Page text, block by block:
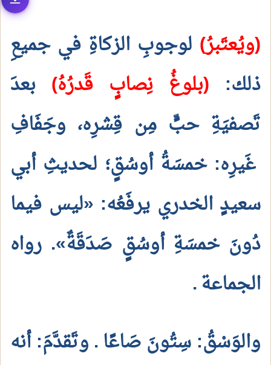
(ويُعتَبرُ) لوجوبِ الزكاةِ في جميعِ
ذلك: (بلوغُ نِصابٍ قَدرُهُ) بعدَ
تَصفيَةِ حبٍّ مِن قِشرِه، وجَفَافِ
غَيرِه: خمسَةُ أوسُقٍ؛ لحديثِ أبي
سعيدٍ الخدري يرفَعُه: «ليس فيما
دُونَ خمسَةِ أوسُقٍ صَدَقَةٌ». رواه
الجماعة.
والوَسْقُ: سِتُونَ صَاعًا. وتَقدَّمَ: أنه